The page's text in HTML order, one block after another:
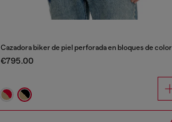
Cazadora biker de piel perforada en bloques de color
€795.00